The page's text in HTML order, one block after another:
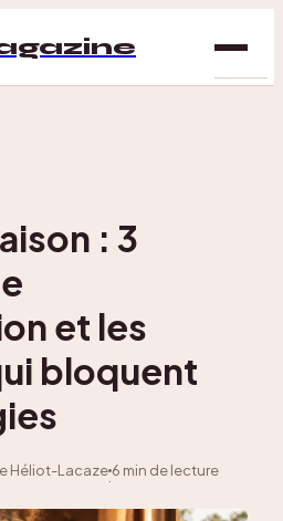
: 3
et les
bloquent
Héliot-Lacaze
·
6 min de lecture